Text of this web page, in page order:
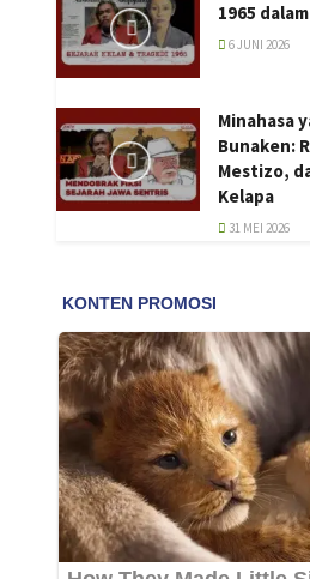
1965
6 JUNI 2026
Minahasa
Bunaken:
Mestizo,
Kelapa
31 MEI 2026